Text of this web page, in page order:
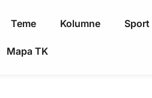
Teme Kolumne Sport
Mapa TK